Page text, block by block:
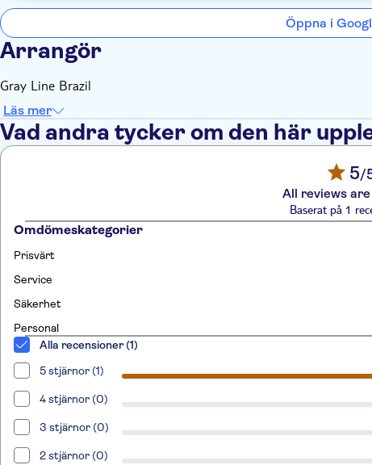
Öppna i
Arrangör
Gray Line Brazil
Läs mer
Vad andra tycker om den här
5/
All reviews
Baserat på 1
Omdömeskategorier
Prisvärt
Service
Säkerhet
Personal
Alla recensioner (1)
5 stjärnor (1)
4 stjärnor (0)
3 stjärnor (0)
2 stjärnor (0)